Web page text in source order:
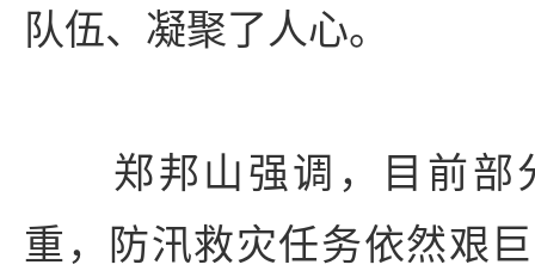
队伍、凝聚了人心。
郑邦山强调，目前部
重，防汛救灾任务依然艰